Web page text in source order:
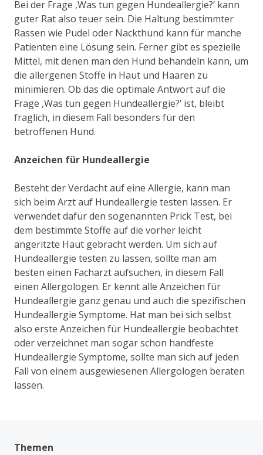
Bei der Frage ‚Was tun gegen Hundeallergie?‘ kann
guter Rat also teuer sein. Die Haltung bestimmter
Rassen wie Pudel oder Nackthund kann für manche
Patienten eine Lösung sein. Ferner gibt es spezielle
Mittel, mit denen man den Hund behandeln kann, um
die allergenen Stoffe in Haut und Haaren zu
minimieren. Ob das die optimale Antwort auf die
Frage ‚Was tun gegen Hundeallergie?‘ ist, bleibt
fraglich, in diesem Fall besonders für den
betroffenen Hund.
Anzeichen für Hundeallergie
Besteht der Verdacht auf eine Allergie, kann man
sich beim Arzt auf Hundeallergie testen lassen. Er
verwendet dafür den sogenannten Prick Test, bei
dem bestimmte Stoffe auf die vorher leicht
angeritzte Haut gebracht werden. Um sich auf
Hundeallergie testen zu lassen, sollte man am
besten einen Facharzt aufsuchen, in diesem Fall
einen Allergologen. Er kennt alle Anzeichen für
Hundeallergie ganz genau und auch die spezifischen
Hundeallergie Symptome. Hat man bei sich selbst
also erste Anzeichen für Hundeallergie beobachtet
oder verzeichnet man sogar schon handfeste
Hundeallergie Symptome, sollte man sich auf jeden
Fall von einem ausgewiesenen Allergologen beraten
lassen.
Themen